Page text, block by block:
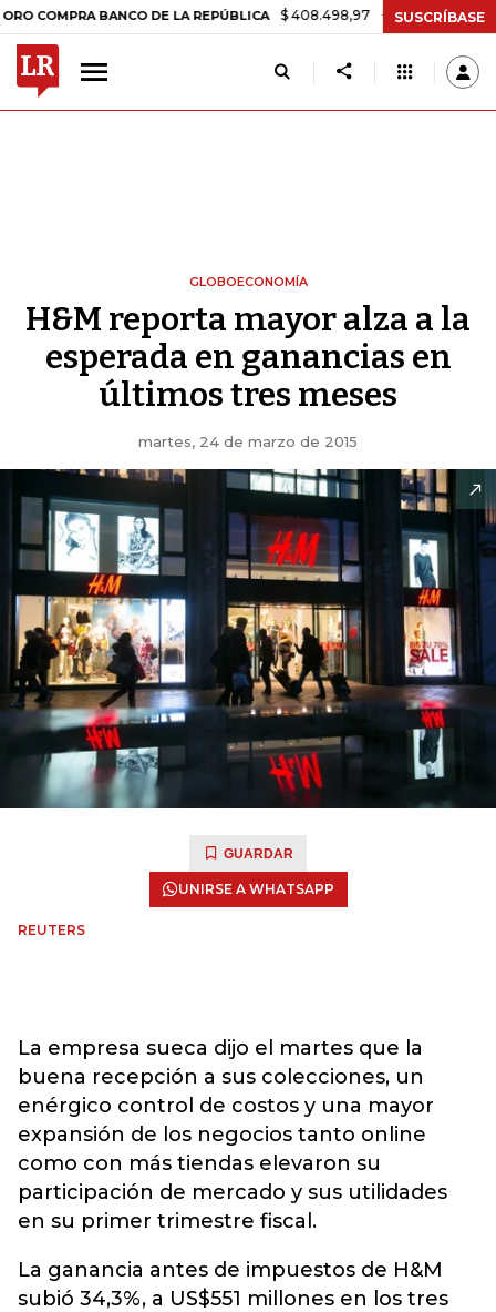
BANCO DE LA REPÚBLICA $ 408.498,97 +$ 8.753,81 +2,19%
SUSCRÍBASE
GLOBOECONOMÍA
H&M reporta mayor alza a la
esperada en ganancias en
últimos tres meses
martes, 24 de marzo de 2015
GUARDAR
UNIRSE A WHATSAPP
REUTERS
La empresa sueca dijo el martes que la
buena recepción a sus colecciones, un
enérgico control de costos y una mayor
expansión de los negocios tanto online
como con más tiendas elevaron su
participación de mercado y sus utilidades
en su primer trimestre fiscal.
La ganancia antes de impuestos de H&M
subió 34,3%, a US$551 millones en los tres